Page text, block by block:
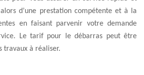
d’une prestation compétente et à la
en faisant parvenir votre demande
Le tarif pour le débarras peut être
travaux à réaliser.